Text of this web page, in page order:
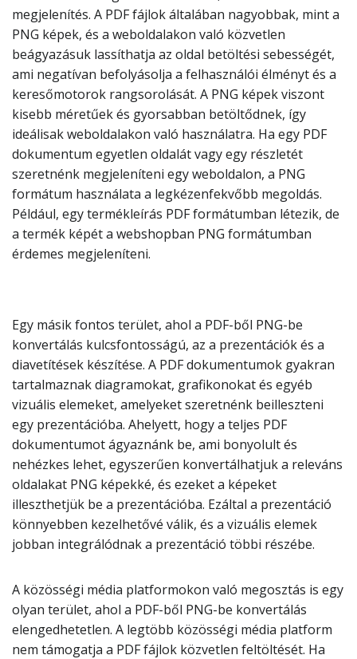
megjelenítés. A PDF fájlok általában nagyobbak, mint a
PNG képek, és a weboldalakon való közvetlen
beágyazásuk lassíthatja az oldal betöltési sebességét,
ami negatívan befolyásolja a felhasználói élményt és a
keresőmotorok rangsorolását. A PNG képek viszont
kisebb méretűek és gyorsabban betöltődnek, így
ideálisak weboldalakon való használatra. Ha egy PDF
dokumentum egyetlen oldalát vagy egy részletét
szeretnénk megjeleníteni egy weboldalon, a PNG
formátum használata a legkézenfekvőbb megoldás.
Például, egy termékleírás PDF formátumban létezik, de
a termék képét a webshopban PNG formátumban
érdemes megjeleníteni.
Egy másik fontos terület, ahol a PDF-ből PNG-be
konvertálás kulcsfontosságú, az a prezentációk és a
diavetítések készítése. A PDF dokumentumok gyakran
tartalmaznak diagramokat, grafikonokat és egyéb
vizuális elemeket, amelyeket szeretnénk beilleszteni
egy prezentációba. Ahelyett, hogy a teljes PDF
dokumentumot ágyaznánk be, ami bonyolult és
nehézkes lehet, egyszerűen konvertálhatjuk a releváns
oldalakat PNG képekké, és ezeket a képeket
illeszthetjük be a prezentációba. Ezáltal a prezentáció
könnyebben kezelhetővé válik, és a vizuális elemek
jobban integrálódnak a prezentáció többi részébe.
A közösségi média platformokon való megosztás is egy
olyan terület, ahol a PDF-ből PNG-be konvertálás
elengedhetetlen. A legtöbb közösségi média platform
nem támogatja a PDF fájlok közvetlen feltöltését. Ha